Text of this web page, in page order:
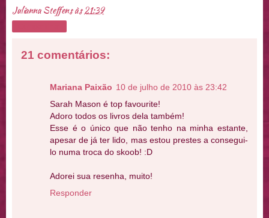
Julianna Steffensàs21:39
21 comentários:
Mariana Paixão 10 de julho de 2010 às 23:42
Sarah Mason é top favourite!
Adoro todos os livros dela também!
Esse é o único que não tenho na minha estante,
apesar de já ter lido, mas estou prestes a consegui-
lo numa troca do skoob! :D
Adorei sua resenha, muito!
Responder